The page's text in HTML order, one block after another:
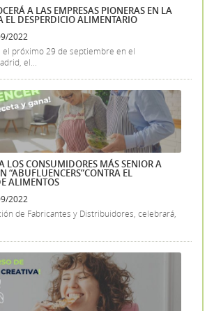
A LAS EMPRESAS PIONERAS EN LA
EL DESPERDICIO ALIMENTARIO
2022
el próximo 29 de septiembre en el
el...
LOS CONSUMIDORES MÁS SENIOR A
“ABUFLUENCERS”CONTRA EL
ALIMENTOS
2022
de Fabricantes y Distribuidores, celebrará,